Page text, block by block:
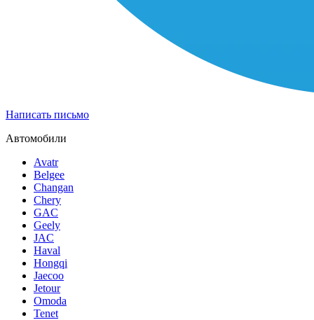
Написать письмо
Автомобили
Avatr
Belgee
Changan
Chery
GAC
Geely
JAC
Haval
Hongqi
Jaecoo
Jetour
Omoda
Tenet